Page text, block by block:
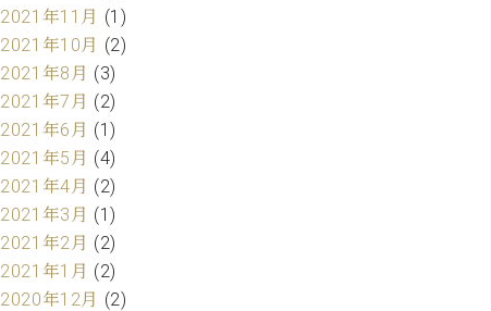
2021年11月 (1)
2021年10月 (2)
2021年8月 (3)
2021年7月 (2)
2021年6月 (1)
2021年5月 (4)
2021年4月 (2)
2021年3月 (1)
2021年2月 (2)
2021年1月 (2)
2020年12月 (2)